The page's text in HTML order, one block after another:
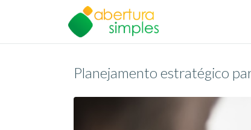
Planejamento estratégico